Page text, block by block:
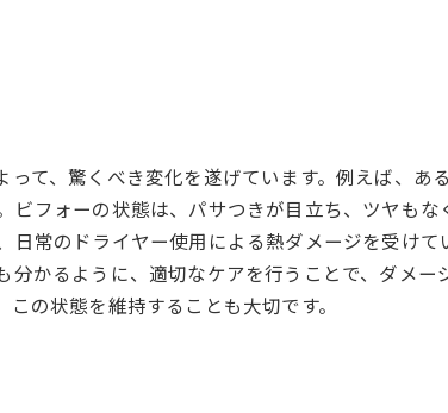
て、驚くべき変化を遂げています。例えば、あ
フォーの状態は、パサつきが目立ち、ツヤもな
常のドライヤー使用による熱ダメージを受けて
かるように、適切なケアを行うことで、ダメー
の状態を維持することも大切です。